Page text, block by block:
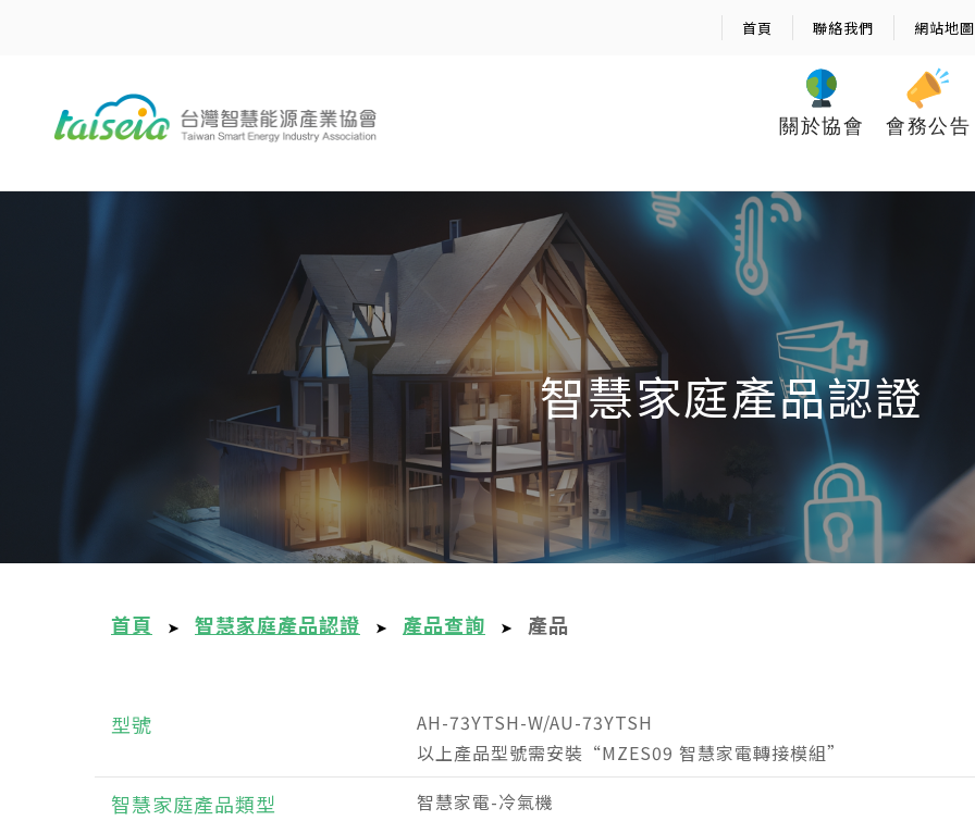
首頁 聯絡我們 網站地圖
關於協會 會務公告
智慧家庭產品認證
首頁 ➤ 智慧家庭產品認證 ➤ 產品查詢 ➤ 產品
型號
AH-73YTSH-W/AU-73YTSH
以上產品型號需安裝“MZES09 智慧家電轉接模組”
智慧家庭產品類型 智慧家電-冷氣機